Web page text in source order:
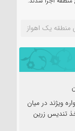
منطقه یک اهواز
ویژند در میان
تندیس زرین